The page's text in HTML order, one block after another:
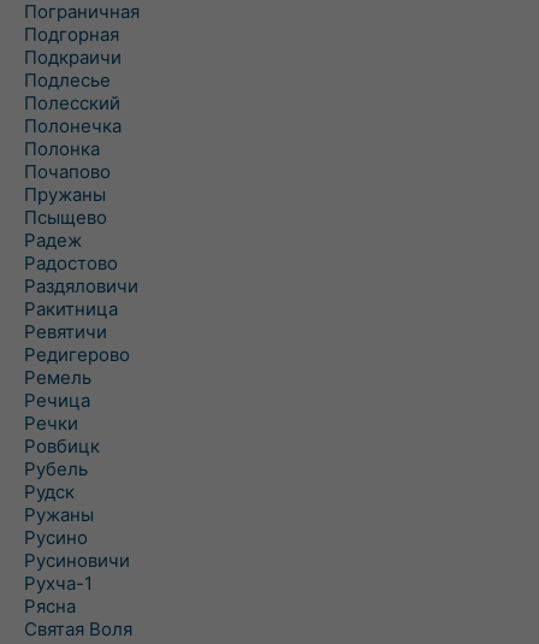
Пограничная
Подгорная
Подкраичи
Подлесье
Полесский
Полонечка
Полонка
Почапово
Пружаны
Псыщево
Радеж
Радостово
Раздяловичи
Ракитница
Ревятичи
Редигерово
Ремель
Речица
Речки
Ровбицк
Рубель
Рудск
Ружаны
Русино
Русиновичи
Рухча-1
Рясна
Святая Воля